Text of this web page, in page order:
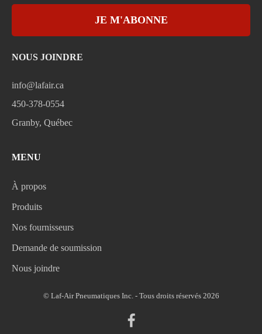
JE M'ABONNE
NOUS JOINDRE
info@lafair.ca
450-378-0554
Granby, Québec
MENU
À propos
Produits
Nos fournisseurs
Demande de soumission
Nous joindre
© Laf-Air Pneumatiques Inc. - Tous droits réservés 2026